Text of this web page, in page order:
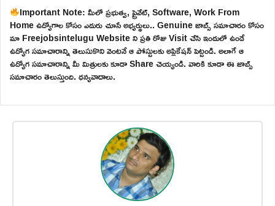
Important Note: మీలో ప్రభుత్వ, ప్రైవేట్, Software, Work From
Home ఉద్యోగాల కోసం ఎదురు చూసే అభ్యర్థులు.. Genuine జాబ్స్ సమాచారం కోసం
మా Freejobsintelugu Website ని ప్రతి రోజు Visit చేసి ఇందులో ఉండే
ఉద్యోగ సమాచారాన్ని తెలుసుకొని వెంటనే ఆ పోస్టులకు అప్లికేషన్ పెట్టండి. అలాగే ఆ
ఉద్యోగ సమాచారాన్ని మీ మిత్రులకు కూడా Share చెయ్యండి. వారికి కూడా ఈ జాబ్స్
సమాచారం తెలుస్తుంది. ధన్యవాదాలు.